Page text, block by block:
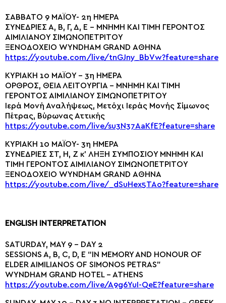
ΣΑΒΒΑΤΟ 9 ΜΑΪΟΥ- 2η ΗΜΕΡΑ
ΣΥΝΕΔΡΙΕΣ Α, Β, Γ, Δ, Ε – MNHMH KAI TIMH ΓΕΡΟΝΤΟΣ
ΑΙΜΙΛΙΑΝΟΥ ΣΙΜΩΝΟΠΕΤΡΙΤΟΥ
ΞΕΝΟΔΟΧΕΙΟ WYNDHAM GRAND ΑΘΗΝΑ
https://youtube.com/live/tnGJny_BbVw?feature=share
ΚΥΡΙΑΚΗ 10 ΜΑΪΟΥ – 3η ΗΜΕΡΑ
ΟΡΘΡΟΣ, ΘΕΙΑ ΛΕΙΤΟΥΡΓΙΑ – MNHMH KAI TIMH
ΓΕΡΟΝΤΟΣ ΑΙΜΙΛΙΑΝΟΥ ΣΙΜΩΝΟΠΕΤΡΙΤΟΥ
Ιερά Μονή Αναλήψεως, Μετόχι Ιεράς Μονής Σίμωνος
Πέτρας, Βύρωνας Αττικής
https://youtube.com/live/su3N37AaKfE?feature=share
ΚΥΡΙΑΚΗ 10 ΜΑΪΟΥ- 3η ΗΜΕΡΑ
ΣΥΝΕΔΡΙΕΣ ΣΤ, Η, Ζ κ’ ΛΗΞΗ ΣΥΜΠΟΣΙΟΥ MNHMH KAI
TIMH ΓΕΡΟΝΤΟΣ ΑΙΜΙΛΙΑΝΟΥ ΣΙΜΩΝΟΠΕΤΡΙΤΟΥ
ΞΕΝΟΔΟΧΕΙΟ WYNDHAM GRAND ΑΘΗΝΑ
https://youtube.com/live/_dSuHex5TAo?feature=share
ENGLISH INTERPRETATION
SATURDAY, MAY 9 – DAY 2
SESSIONS A, B, C, D, E “IN MEMORY AND HONOUR OF
ELDER AIMILIANOS OF SIMONOS PETRAS”
WYNDHAM GRAND HOTEL – ATHENS
https://youtube.com/live/A9g6YuI-QeE?feature=share